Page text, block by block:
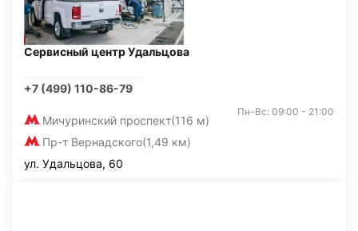
Сервисный центр Удальцова
+7 (499) 110-86-79
Мичуринский проспект(116 м)
Пр-т Вернадского(1,49 км)
Пн-Вс: 09:00 - 21:00
ул. Удальцова, 60